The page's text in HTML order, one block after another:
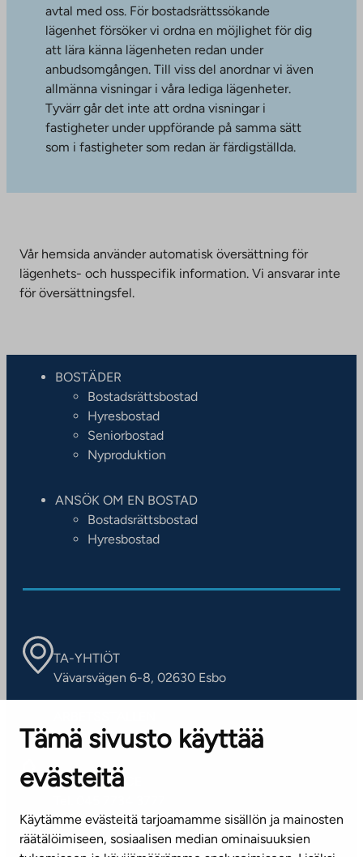
Tämä sivusto käyttää
evästeitä
Käytämme evästeitä tarjoamamme sisällön ja mainosten
räätälöimiseen, sosiaalisen median ominaisuuksien
avtal med oss. För bostadsrättssökande
lägenhet försöker vi ordna en möjlighet för dig
att lära känna lägenheten redan under
anbudsomgången. Till viss del anordnar vi även
allmänna visningar i våra lediga lägenheter.
Tyvärr går det inte att ordna visningar i
fastigheter under uppförande på samma sätt
som i fastigheter som redan är färdigställda.
Vår hemsida använder automatisk översättning för
lägenhets- och husspecifik information. Vi ansvarar inte
för översättningsfel.
BOSTÄDER
Bostadsrättsbostad
Hyresbostad
Seniorbostad
Nyproduktion
ANSÖK OM EN BOSTAD
Bostadsrättsbostad
Hyresbostad
TA-YHTIÖT
Vävarsvägen 6-8, 02630 Esbo
Kontaktinformation
KUNDSERVICE
(vardagar kl. 8–16)